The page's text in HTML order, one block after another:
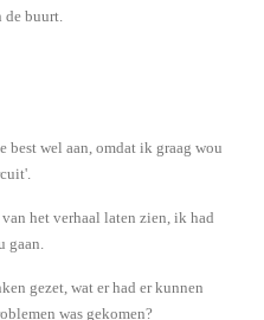
de buurt.
best wel aan, omdat ik graag wou
het verhaal laten zien, ik had
gaan.
gezet, wat er had er kunnen
was gekomen?